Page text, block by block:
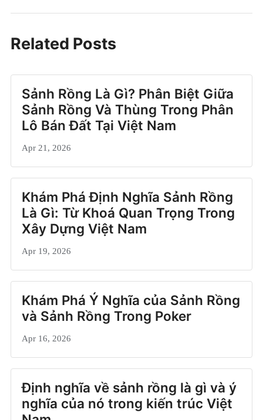
Related Posts
Sảnh Rồng Là Gì? Phân Biệt Giữa
Sảnh Rồng Và Thùng Trong Phân
Lô Bán Đất Tại Việt Nam
Apr 21, 2026
Khám Phá Định Nghĩa Sảnh Rồng
Là Gì: Từ Khoá Quan Trọng Trong
Xây Dựng Việt Nam
Apr 19, 2026
Khám Phá Ý Nghĩa của Sảnh Rồng
và Sảnh Rồng Trong Poker
Apr 16, 2026
Định nghĩa về sảnh rồng là gì và ý
nghĩa của nó trong kiến trúc Việt